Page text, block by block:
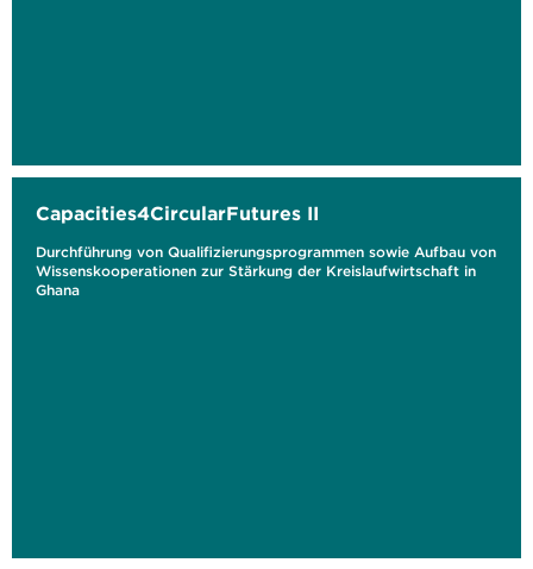
Capacities4CircularFutures II
Durchführung von Qualifizierungsprogrammen sowie Aufbau von
Wissenskooperationen zur Stärkung der Kreislaufwirtschaft in
Ghana